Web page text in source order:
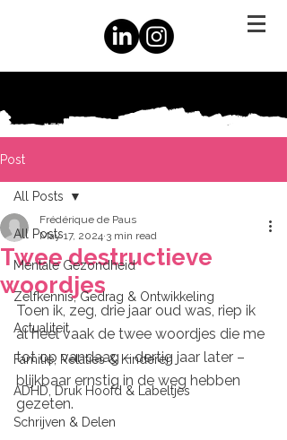
Post
All Posts
Mentale Gezondheid
Zelfkennis, Gedrag & Ontwikkeling
Actualiteit
Familie, Relaties & Kinderen
ADHD, Druk Hoofd & Labeltjes
Schrijven & Delen
All Posts
Twee destructieve
woordjes
Frédérique de Paus
May 17, 2024 3 min read
Toen ik, zeg, drie jaar oud was, riep ik
al heel vaak de twee woordjes die me
tot op vandaag – dertig jaar later –
blijkbaar ernstig in de weg hebben
gezeten.